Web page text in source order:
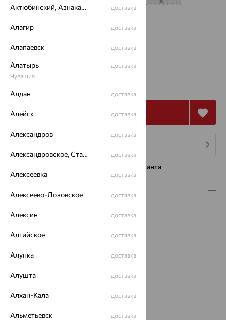
Размеры:
17
от 4 402
Купить
Нужна помощь консультанта
Описание
Металл:Серебро
Страна происхождения:
РОССИЯ
Коллекции:
EXPRESS YOURSELF
Бренд: SOKOLOV
Вес металла:
Актюбинский, Азнакаевский район доставка
Алагир доставка
Алапаевск доставка
Алатырь
Чувашия
доставка
Алдан доставка
Алейск доставка
Александров доставка
Александровское, Ставропольский край доставка
Алексеевка доставка
Алексеево-Лозовское доставка
Алексин доставка
Алтайское доставка
Алупка доставка
Алушта доставка
Алхан-Кала доставка
Альметьевск доставка